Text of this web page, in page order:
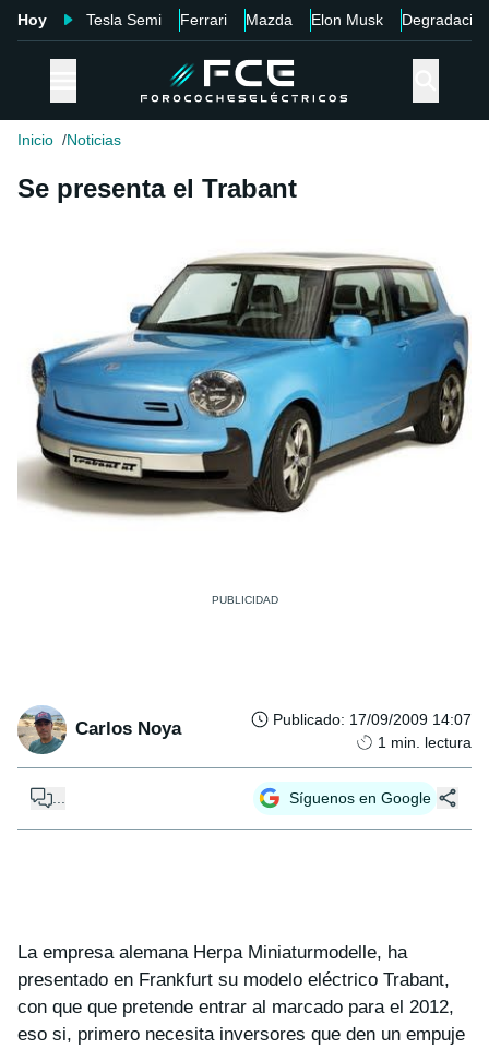
Hoy Tesla Semi Ferrari Mazda Elon Musk Degradación
Inicio Noticias
Se presenta el Trabant
Carlos Noya Publicado: 17/09/2009 14:07
1 min. lectura
Síguenos en Google
La empresa alemana Herpa Miniaturmodelle, ha
presentado en Frankfurt su modelo eléctrico Trabant,
con que que pretende entrar al marcado para el 2012,
eso si, primero necesita inversores que den un empuje